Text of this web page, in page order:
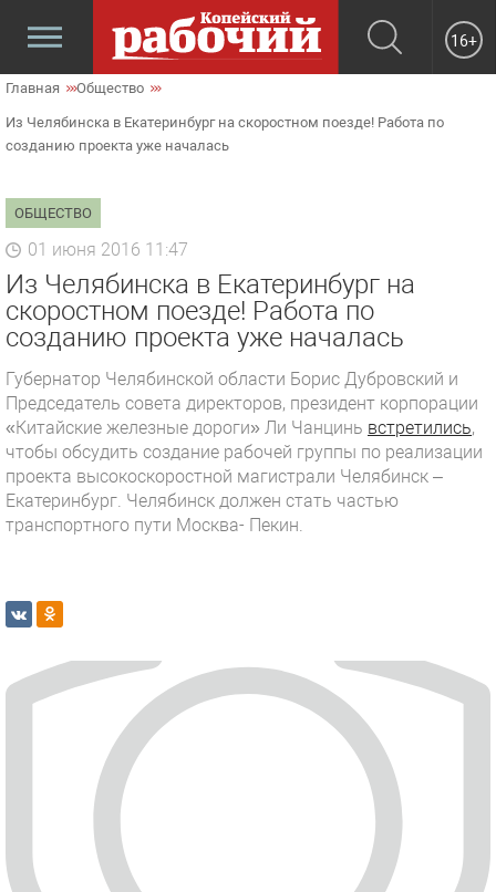
16+
Главная Общество
Из Челябинска в Екатеринбург на скоростном поезде! Работа по
созданию проекта уже началась
ОБЩЕСТВО
01 июня 2016 11:47
Из Челябинска в Екатеринбург на
скоростном поезде! Работа по
созданию проекта уже началась
Губернатор Челябинской области Борис Дубровский и
Председатель совета директоров, президент корпорации
«Китайские железные дороги» Ли Чанцинь встретились,
чтобы обсудить создание рабочей группы по реализации
проекта высокоскоростной магистрали Челябинск –
Екатеринбург. Челябинск должен стать частью
транспортного пути Москва- Пекин.